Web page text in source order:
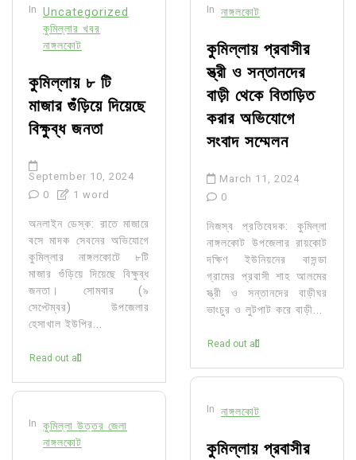
In Uncategorized
কুমিল্লার খবর
নাঙ্গলকোট
কুমিল্লায় ৮ টি
মাজার গুঁড়িয়ে দিয়েছে
বিক্ষুব্ধ জনতা
September 10, 2024
0
1 word
অনলাইন ডেস্ক: রাতে মাজারে
বসে মাদক সেবনের অভিযোগে
কুমিল্লার নাঙ্গলকোটে ৮টি
মাজার গুঁড়িয়ে দিয়েছে বিক্ষুব্ধ
জনতা। সোমবার (৯
সেপ্টেম্বর) উপজেলার
হেসাখাল ইউপির...
Read out all
In কুমিল্লা উত্তর জেলা
নাঙ্গলকোট
In নাঙ্গলকোট
কুমিল্লায় প্রবাসীর
স্ত্রী ও সন্তানদের
বাড়ী থেকে বিতাড়িত
করার অভিযোগে
সংবাদ সম্মেলন
March 11, 2024
0
নিজস্ব প্রতিবেদক: কুমিল্লা
নাঙ্গলকোট উপজেলার রায়কোট
দক্ষিণ ইউনিয়নের বাসন্ডা
গ্রামের প্রবাসী শাহ আলমের
স্ত্রী ও সন্তানদের বাড়ীঘর
ভাংচুর ও লুটপাট করে বাড়ী...
Read out all
In নাঙ্গলকোট
কুমিল্লায় প্রবাসীর